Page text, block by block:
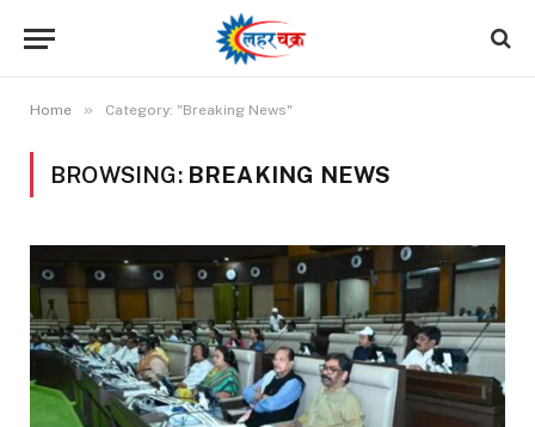
Home » Category: "Breaking News"
BROWSING: BREAKING NEWS